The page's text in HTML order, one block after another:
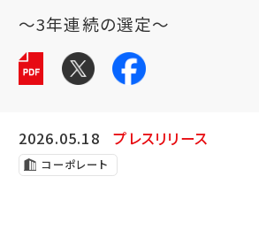
～3年連続の選定～
2026.05.18 プレスリリース
コーポレート